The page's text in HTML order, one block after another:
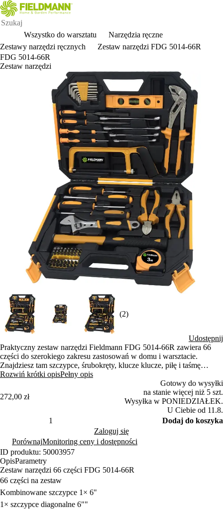
Wszystko do warsztatu
Narzędzia ręczne
Zestawy narzędzi ręcznych
Zestaw narzędzi FDG 5014-66R
FDG 5014-66R
Zestaw narzędzi
(2)
Udostępnij
Praktyczny zestaw narzędzi Fieldmann FDG 5014-66R zawiera 66
części do szerokiego zakresu zastosowań w domu i warsztacie.
Znajdziesz tam szczypce, śrubokręty, klucze klucze, piłę i taśmę
mierną. Wszystko jest przechowywane w solidnym plastikowym
Rozwiń krótki opisPełny opis
272,00 zł
Gotowy do wysyłki
na stanie więcej niż 5 szt.
Wysyłka w PONIEDZIAŁEK.
U Ciebie od 11.8.
Dodaj do koszyka
Zaloguj się
PorównajMonitoring ceny i dostępności
ID produktu: 50003957
OpisParametry
Zestaw narzędzi 66 części FDG 5014-66R
66 części na zestaw
Kombinowane szczypce 1× 6"
1× szczypce diagonalne 6""